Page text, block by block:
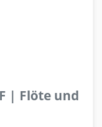
| Flöte und